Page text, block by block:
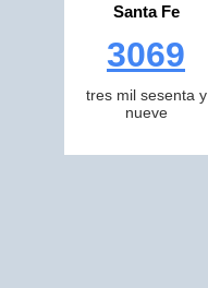
Santa Fe
3069
tres mil sesenta y
nueve